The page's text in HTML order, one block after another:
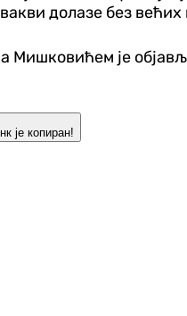
долазе без
Мишковићем је
је копиран!